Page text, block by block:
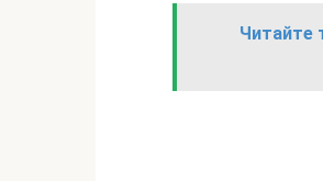
Читайте